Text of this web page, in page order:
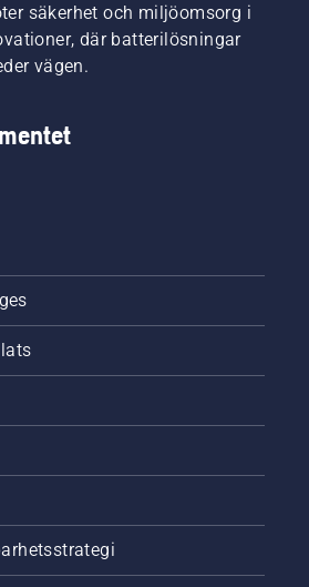
säkerhet och miljöomsorg i
där batterilösningar
vägen.